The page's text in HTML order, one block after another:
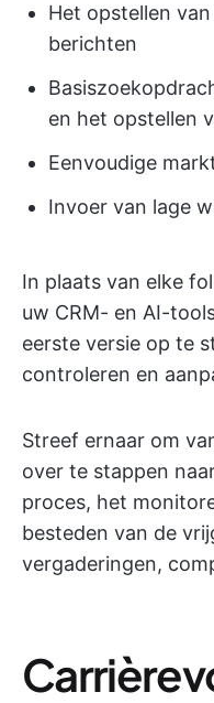
Het opstellen
berichten
en het opstellen
Eenvoudige
Invoer van lage
In plaats van elke
uw CRM- en AI-
eerste versie op te
controleren en
Streef ernaar om
over te stappen
proces, het
besteden van de
vergaderingen,